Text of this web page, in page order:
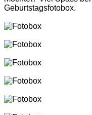
Geburtstagsfotobox.